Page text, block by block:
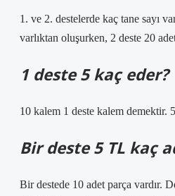
1. ve 2. destelerde kaç tane sayı
varlıktan oluşurken, 2 deste 20
1 deste 5 kaç eder?
10 kalem 1 deste kalem demektir.
Bir deste 5 TL kaç
Bir destede 10 adet parça vardır.